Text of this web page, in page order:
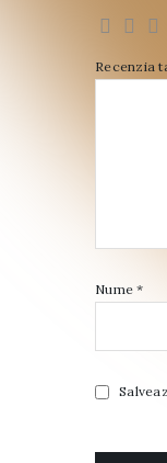
Recenzia
Nume*